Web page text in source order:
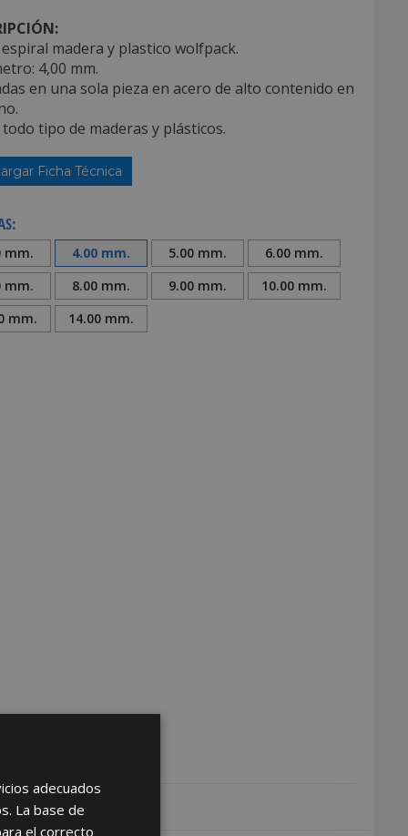
madera y plastico wolfpack.
4,00 mm.
en una sola pieza en acero de alto contenido en
todo tipo de maderas y plásticos.
Ficha Técnica
mm. 4.00 mm. 5.00 mm.
6.00 mm.
mm.
8.00 mm. 9.00 mm.
10.00 mm.
mm.
14.00 mm.
adecuados
La base de
el correcto